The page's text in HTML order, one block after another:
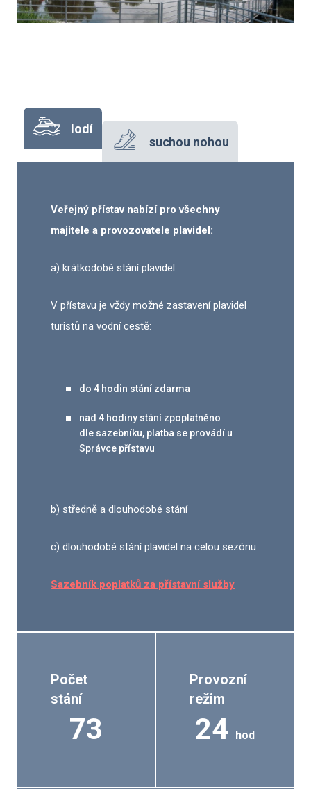
lodí
suchou nohou
Veřejný přístav nabízí pro všechny
majitele a provozovatele plavidel:
a) krátkodobé stání plavidel
V přístavu je vždy možné zastavení plavidel
turistů na vodní cestě:
do 4 hodin stání zdarma
nad 4 hodiny stání zpoplatněno
dle sazebníku, platba se provádí u
Správce přístavu
b) středně a dlouhodobé stání
c) dlouhodobé stání plavidel na celou sezónu
Sazebník poplatků za přístavní služby
Počet
stání
73
Provozní
režim
24 hod